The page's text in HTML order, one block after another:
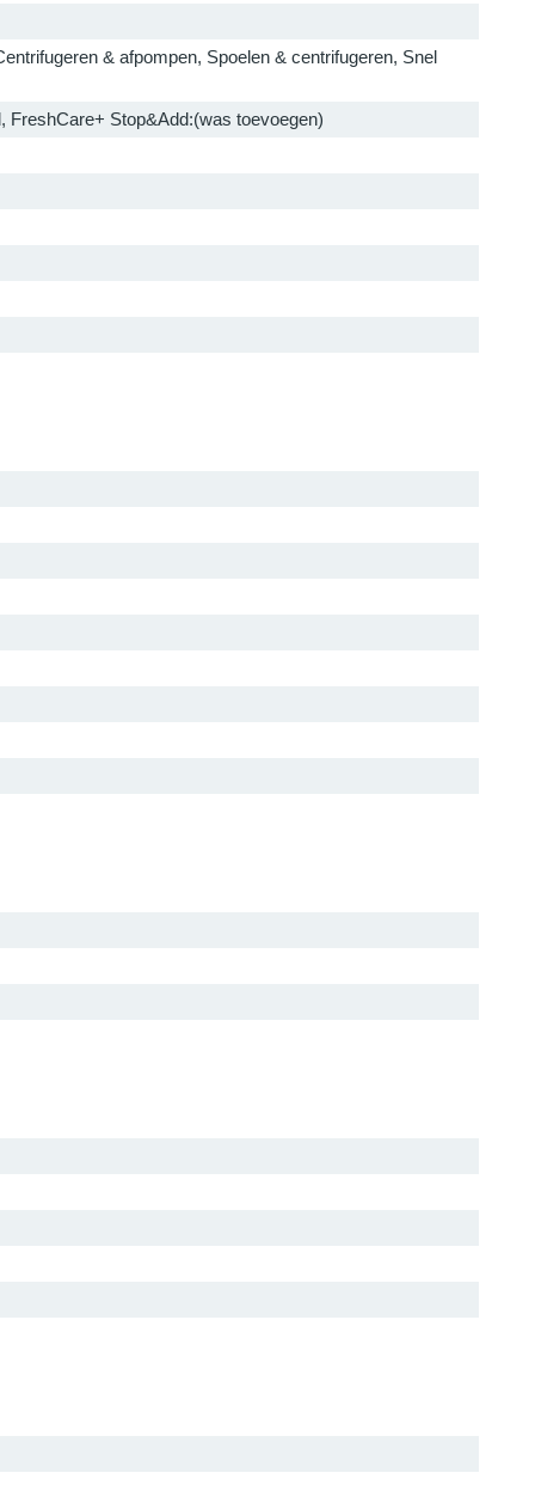
& afpompen, Spoelen & centrifugeren, Snel
FreshCare+ Stop&Add:(was toevoegen)